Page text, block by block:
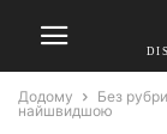
Додому Без
найшвидшою